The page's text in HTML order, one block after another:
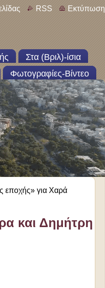
RSS Εκτύπωση
Στα (Βριλ)-ίσια
Φωτογραφίες-Βίντεο
εποχής» για Χαρά
και Δημήτρη